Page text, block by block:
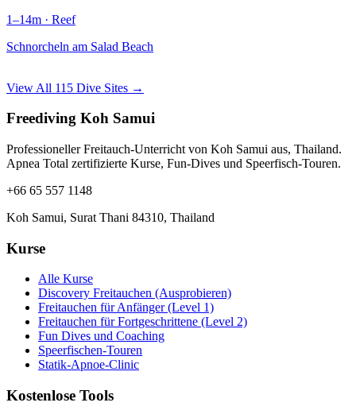
1–14m · Reef
Schnorcheln am Salad Beach
View All 115 Dive Sites →
Freediving Koh Samui
Professioneller Freitauch-Unterricht von Koh Samui aus, Thailand.
Apnea Total zertifizierte Kurse, Fun-Dives und Speerfisch-Touren.
+66 65 557 1148
Koh Samui, Surat Thani 84310, Thailand
Kurse
Alle Kurse
Discovery Freitauchen (Ausprobieren)
Freitauchen für Anfänger (Level 1)
Freitauchen für Fortgeschrittene (Level 2)
Fun Dives und Coaching
Speerfischen-Touren
Statik-Apnoe-Clinic
Kostenlose Tools